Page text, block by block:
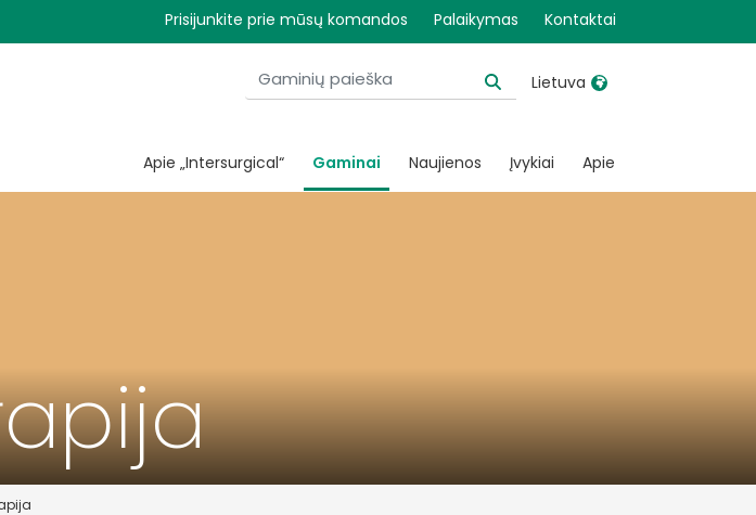
Prisijunkite prie mūsų komandos Palaikymas Kontaktai
Lietuva
United Kingdom
United States
Denmark
Italia
Russia
Apie „Intersurgical“ Gaminai Naujienos Įvykiai Apie